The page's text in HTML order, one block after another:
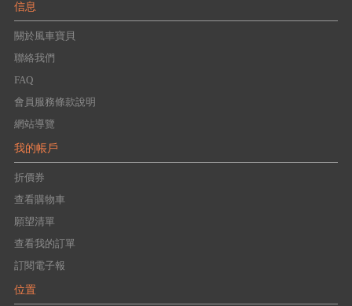
信息
關於風車寶貝
聯絡我們
FAQ
會員服務條款說明
網站導覽
我的帳戶
折價券
查看購物車
願望清單
查看我的訂單
訂閱電子報
位置